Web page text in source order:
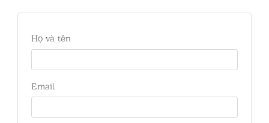
Họ và tên
Email